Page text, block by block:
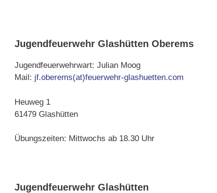
Jugendfeuerwehr Glashütten Oberems
Jugendfeuerwehrwart: Julian Moog
Mail: jf.oberems(at)feuerwehr-glashuetten.com
Heuweg 1
61479 Glashütten
Übungszeiten: Mittwochs ab 18.30 Uhr
Jugendfeuerwehr Glashütten